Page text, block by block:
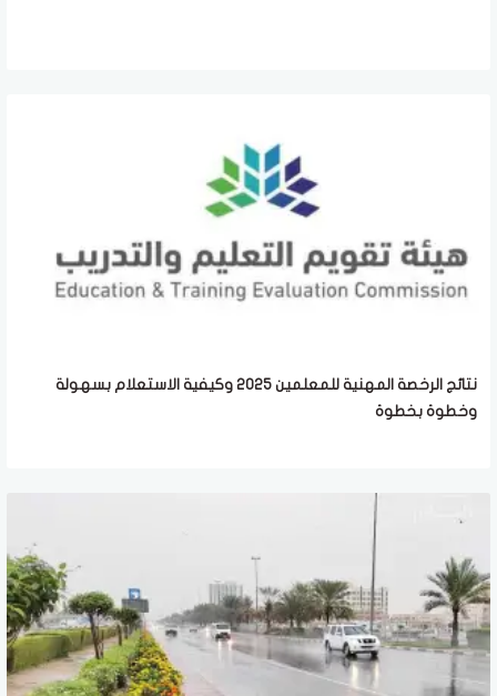
نتائج الرخصة المهنية للمعلمين 2025 وكيفية الاستعلام بسهولة
وخطوة بخطوة